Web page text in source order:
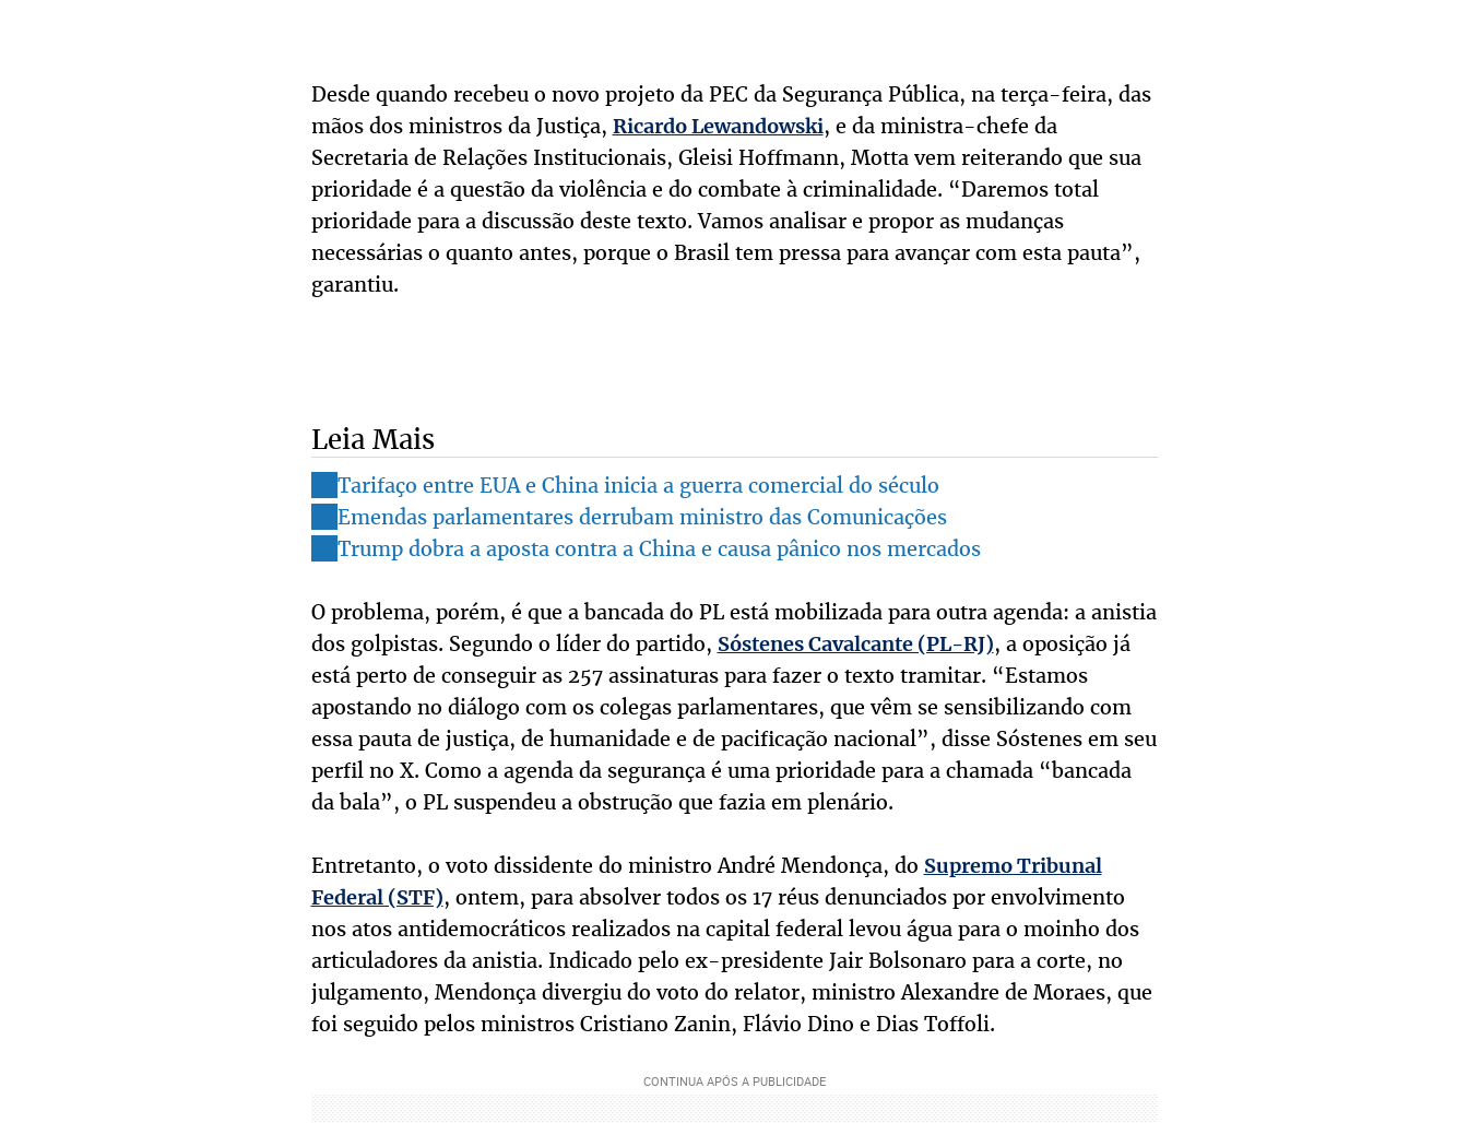
Desde quando recebeu o novo projeto da PEC da Segurança Pública, na terça-feira, das
mãos dos ministros da Justiça, Ricardo Lewandowski, e da ministra-chefe da
Secretaria de Relações Institucionais, Gleisi Hoffmann, Motta vem reiterando que sua
prioridade é a questão da violência e do combate à criminalidade. “Daremos total
prioridade para a discussão deste texto. Vamos analisar e propor as mudanças
necessárias o quanto antes, porque o Brasil tem pressa para avançar com esta pauta”,
garantiu.
Leia Mais
Tarifaço entre EUA e China inicia a guerra comercial do século
Emendas parlamentares derrubam ministro das Comunicações
Trump dobra a aposta contra a China e causa pânico nos mercados
O problema, porém, é que a bancada do PL está mobilizada para outra agenda: a anistia
dos golpistas. Segundo o líder do partido, Sóstenes Cavalcante (PL-RJ), a oposição já
está perto de conseguir as 257 assinaturas para fazer o texto tramitar. “Estamos
apostando no diálogo com os colegas parlamentares, que vêm se sensibilizando com
essa pauta de justiça, de humanidade e de pacificação nacional”, disse Sóstenes em seu
perfil no X. Como a agenda da segurança é uma prioridade para a chamada “bancada
da bala”, o PL suspendeu a obstrução que fazia em plenário.
Entretanto, o voto dissidente do ministro André Mendonça, do Supremo Tribunal
Federal (STF), ontem, para absolver todos os 17 réus denunciados por envolvimento
nos atos antidemocráticos realizados na capital federal levou água para o moinho dos
articuladores da anistia. Indicado pelo ex-presidente Jair Bolsonaro para a corte, no
julgamento, Mendonça divergiu do voto do relator, ministro Alexandre de Moraes, que
foi seguido pelos ministros Cristiano Zanin, Flávio Dino e Dias Toffoli.